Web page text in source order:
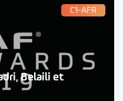
C1-AFR
Belaili et